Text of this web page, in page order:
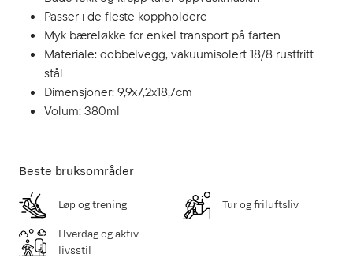
Passer i de fleste koppholdere
Myk bæreløkke for enkel transport på farten
Materiale: dobbelvegg, vakuumisolert 18/8 rustfritt
stål
Dimensjoner: 9,9x7,2x18,7cm
Volum: 380ml
Beste bruksområder
Løp og trening Tur og friluftsliv
Hverdag og aktiv
livsstil